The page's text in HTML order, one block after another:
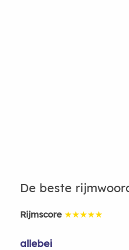
De beste
Rijmscore ★★★★★
allebei